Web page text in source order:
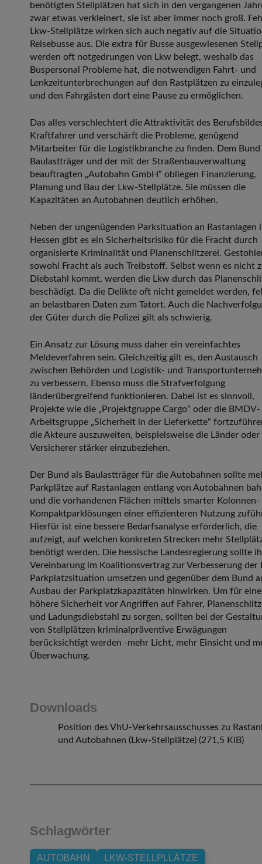
benötigten Stellplätzen hat sich in den vergangenen
zwar etwas verkleinert, sie ist aber immer noch groß.
Lkw-Stellplätze wirken sich auch negativ auf die
Reisebusse aus. Die extra für Busse ausgewiesenen
werden oft notgedrungen von Lkw belegt, weshalb das
Buspersonal Probleme hat, die notwendigen Fahrt- und
Lenkzeitunterbrechungen auf den Rastplätzen zu
und den Fahrgästen dort eine Pause zu ermöglichen.
Das alles verschlechtert die Attraktivität des
Kraftfahrer und verschärft die Probleme, genügend
Mitarbeiter für die Logistikbranche zu finden. Dem Bund
Baulastträger und der mit der Straßenbauverwaltung
beauftragten „Autobahn GmbH“ obliegen Finanzierung,
Planung und Bau der Lkw-Stellplätze. Sie müssen die
Kapazitäten an Autobahnen deutlich erhöhen.
Neben der ungenügenden Parksituation an Rastanlagen
Hessen gibt es ein Sicherheitsrisiko für die Fracht durch
organisierte Kriminalität und Planenschlitzerei.
sowohl Fracht als auch Treibstoff. Selbst wenn es nicht
Diebstahl kommt, werden die Lkw durch das
beschädigt. Da die Delikte oft nicht gemeldet werden,
an belastbaren Daten zum Tatort. Auch die
der Güter durch die Polizei gilt als schwierig.
Ein Ansatz zur Lösung muss daher ein vereinfachtes
Meldeverfahren sein. Gleichzeitig gilt es, den Austausch
zwischen Behörden und Logistik- und
zu verbessern. Ebenso muss die Strafverfolgung
länderübergreifend funktionieren. Dabei ist es sinnvoll,
Projekte wie die „Projektgruppe Cargo“ oder die BMDV-
Arbeitsgruppe „Sicherheit in der Lieferkette“
die Akteure auszuweiten, beispielsweise die Länder oder
Versicherer stärker einzubeziehen.
Der Bund als Baulastträger für die Autobahnen sollte
Parkplätze auf Rastanlagen entlang von Autobahnen
und die vorhandenen Flächen mittels smarter Kolonnen-
Kompaktparklösungen einer effizienteren Nutzung
Hierfür ist eine bessere Bedarfsanalyse erforderlich, die
aufzeigt, auf welchen konkreten Strecken mehr
benötigt werden. Die hessische Landesregierung sollte
Vereinbarung im Koalitionsvertrag zur Verbesserung der
Parkplatzsituation umsetzen und gegenüber dem Bund
Ausbau der Parkplatzkapazitäten hinwirken. Um für eine
höhere Sicherheit vor Angriffen auf Fahrer,
und Ladungsdiebstahl zu sorgen, sollten bei der
von Stellplätzen kriminalpräventive Erwägungen
berücksichtigt werden -mehr Licht, mehr Einsicht und
Überwachung.
Downloads
Position des VhU-Verkehrsausschusses zu
und Autobahnen (Lkw-Stellplätze) (271,5 KiB)
Schlagwörter
AUTOBAHN LKW-STELLPLLÄTZE